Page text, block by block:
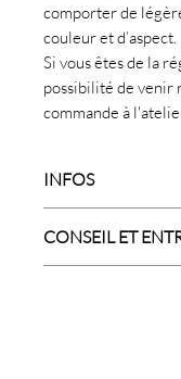
comporter de
couleur et d’aspect.
Si vous êtes de la
possibilité de venir
commande à
INFOS
décor sauge
CONSEIL ET